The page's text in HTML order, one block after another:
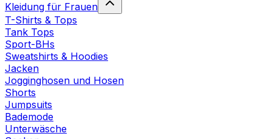
Kleidung für Frauen
T-Shirts & Tops
Tank Tops
Sport-BHs
Sweatshirts & Hoodies
Jacken
Jogginghosen und Hosen
Shorts
Jumpsuits
Bademode
Unterwäsche